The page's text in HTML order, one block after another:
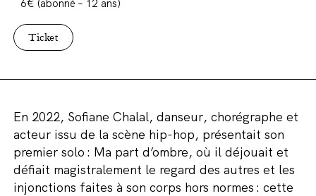
6€ (abonné – 12 ans)
Ticket
En 2022, Sofiane Chalal, danseur, chorégraphe et
acteur issu de la scène hip-hop, présentait son
premier solo : Ma part d’ombre, où il déjouait et
défiait magistralement le regard des autres et les
injonctions faites à son corps hors normes : cette